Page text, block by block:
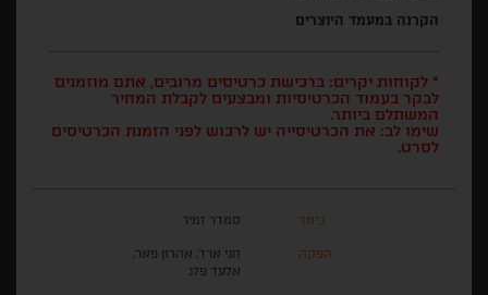
הקרנה במעמד היוצרים
* לקוחות יקרים: ברכישת כרטיסים מרובים, אתם מוזמנים
לבקר בעמוד הכרטיסיות ומבצעים לקבלת המחיר
המשתלם ביותר.
שימו לב: את הכרטיסייה יש לרכוש לפני הזמנת הכרטיסים
לסרט.
בימוי סמדר זמיר
הפקה
חגי ארד, אהרון פאר,
אלעד פלג